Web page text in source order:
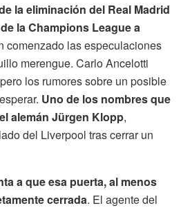
la eliminación del Real Madrid
la Champions League a
comenzado las especulaciones
merengue. Carlo Ancelotti
los rumores sobre un posible
Uno de los nombres que
alemán Jürgen Klopp,
del Liverpool tras cerrar un
a que esa puerta, al menos
cerrada. El agente del